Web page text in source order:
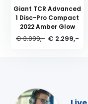
Giant TCR Advanced
1 Disc-Pro Compact
2022 Amber Glow
€ 3.099,- € 2.299,-